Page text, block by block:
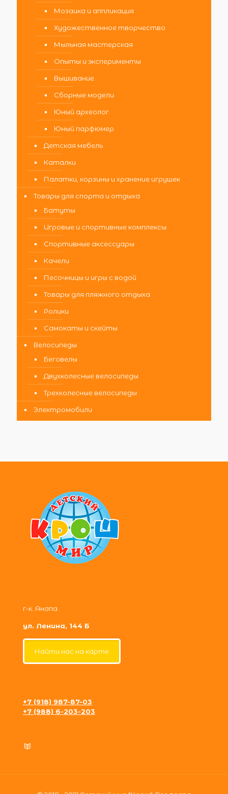
Мозаика и аппликация
Художественное творчество
Мыльная мастерская
Опыты и эксперименты
Вышивание
Сборные модели
Юный археолог
Юный парфюмер
Детская мебель
Каталки
Палатки, корзины и хранение игрушек
Товары для спорта и отдыха
Батуты
Игровые и спортивные комплексы
Спортивные аксессуары
Качели
Песочницы и игры с водой
Товары для пляжного отдыха
Ролики
Самокаты и скейты
Велосипеды
Беговелы
Двухколесные велосипеды
Трехколесные велосипеды
Электромобили
г-к. Анапа
ул. Ленина, 144 Б
Найти нас на карте
+7 (918) 987-87-03
+7 (988) 6-203-203